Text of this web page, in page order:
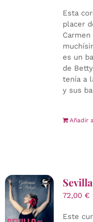
Esta
placer
es un
de
tenía a
y sus
Añadir
72,00 €
Este